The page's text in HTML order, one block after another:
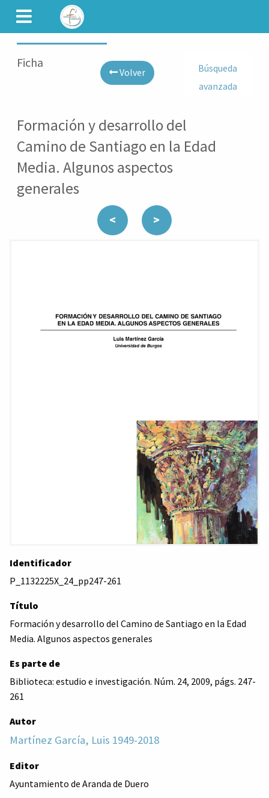
CAMINET
Ficha
Volver
Búsqueda
avanzada
Formación y desarrollo del
Camino de Santiago en la Edad
Media. Algunos aspectos
generales
< >
Identificador
P_1132225X_24_pp247-261
Título
Formación y desarrollo del Camino de Santiago en la Edad
Media. Algunos aspectos generales
Es parte de
Biblioteca: estudio e investigación. Núm. 24, 2009, págs. 247-
261
Autor
Martínez García, Luis 1949-2018
Editor
Ayuntamiento de Aranda de Duero